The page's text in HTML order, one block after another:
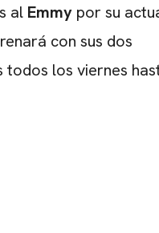
al Emmy por su
con sus dos
todos los viernes